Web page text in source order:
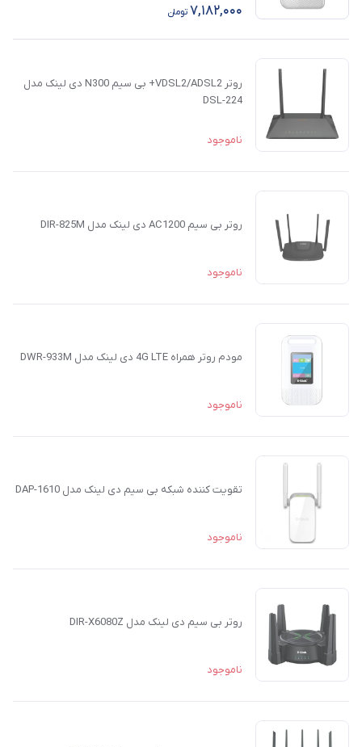
7,182,000 تومان
روتر VDSL2/ADSL2+ بی‌ سیم N300 دی لینک مدل
DSL-224
ناموجود
روتر بی سیم AC1200 دی لینک مدل DIR-825M
ناموجود
مودم روتر همراه 4G LTE دی لینک مدل DWR-933M
ناموجود
تقویت کننده شبکه بی‌ سیم دی لینک مدل DAP-1610
ناموجود
روتر بی سیم دی لینک مدل DIR-X6080Z
ناموجود